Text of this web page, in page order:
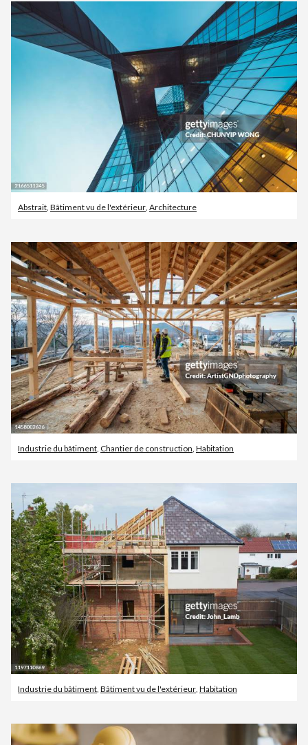
Abstrait, Bâtiment vu de l'extérieur, Architecture
Industrie du bâtiment Chantier de construction Habitation
Industrie du bâtiment Bâtiment vu de l'extérieur Habitation